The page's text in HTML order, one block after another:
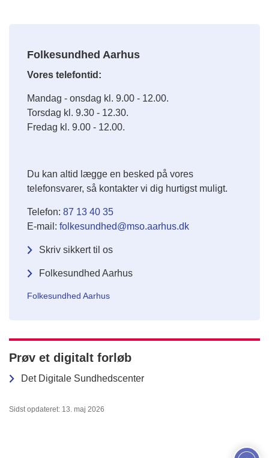
Folkesundhed Aarhus
Vores telefontid:
Mandag - onsdag kl. 9.00 - 12.00.
Torsdag kl. 9.30 - 12.30.
Fredag kl. 9.00 - 12.00.
Du kan altid lægge en besked på vores
telefonsvarer, så kontakter vi dig hurtigst muligt.
Telefon: 87 13 40 35
E-mail: folkesundhed@mso.aarhus.dk
Skriv sikkert til os
Folkesundhed Aarhus
Folkesundhed Aarhus
Prøv et digitalt forløb
Det Digitale Sundhedscenter
Sidst opdateret: 13. maj 2026